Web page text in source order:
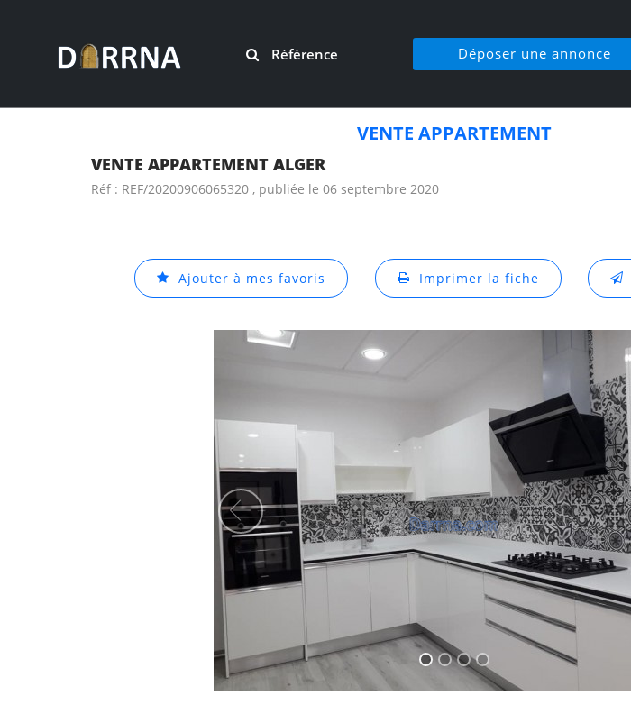
Référence Déposer une annonce
VENTE APPARTEMENT
VENTE APPARTEMENT ALGER
Réf : REF/20200906065320 , publiée le 06 septembre 2020
Ajouter à mes favoris Imprimer la fiche
Precedent